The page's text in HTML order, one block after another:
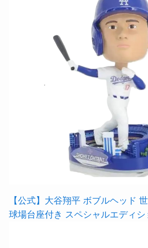
【公式】大谷翔平 ボブルヘッド
球場台座付き スペシャルエディ